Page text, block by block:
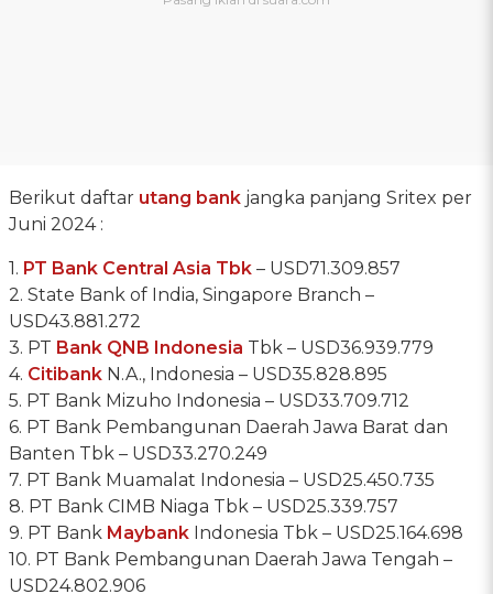
Berikut daftar utang bank jangka panjang Sritex per
Juni 2024 :
1. PT Bank Central Asia Tbk – USD71.309.857
2. State Bank of India, Singapore Branch –
USD43.881.272
3. PT Bank QNB Indonesia Tbk – USD36.939.779
4. Citibank N.A., Indonesia – USD35.828.895
5. PT Bank Mizuho Indonesia – USD33.709.712
6. PT Bank Pembangunan Daerah Jawa Barat dan
Banten Tbk – USD33.270.249
7. PT Bank Muamalat Indonesia – USD25.450.735
8. PT Bank CIMB Niaga Tbk – USD25.339.757
9. PT Bank Maybank Indonesia Tbk – USD25.164.698
10. PT Bank Pembangunan Daerah Jawa Tengah –
USD24.802.906